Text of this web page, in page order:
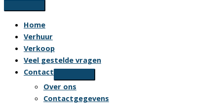
Home
Verhuur
Verkoop
Veel gestelde vragen
Contact
Over ons
Contactgegevens